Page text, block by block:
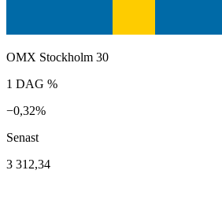
OMX Stockholm 30
1 DAG %
−0,32%
Senast
3 312,34